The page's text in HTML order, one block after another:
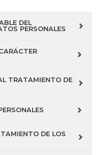
DEL
PERSONALES
TRATAMIENTO DE
DE LOS